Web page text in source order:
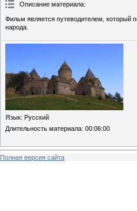
Описание материала:
Фильм является путеводителем, который
народа.
Язык: Русский
Длительность материала: 00:06:00
Полная версия сайта